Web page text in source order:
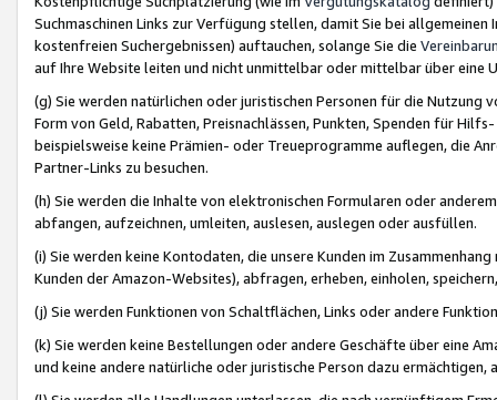
Suchmaschinen Links zur Verfügung stellen, damit Sie bei
kostenfreien Suchergebnissen) auftauchen, solange Sie die
auf Ihre Website leiten und nicht unmittelbar oder mittelbar über eine
(g) Sie werden natürlichen oder juristischen Personen für die Nutzung
Form von Geld, Rabatten, Preisnachlässen, Punkten, Spenden für
beispielsweise keine Prämien- oder Treueprogramme auflegen, die
Partner-Links zu besuchen.
(h) Sie werden die Inhalte von elektronischen Formularen oder
abfangen, aufzeichnen, umleiten, auslesen, auslegen oder ausfüllen.
(i) Sie werden keine Kontodaten, die unsere Kunden im
Kunden der Amazon-Websites), abfragen, erheben, einholen,
(j) Sie werden Funktionen von Schaltflächen, Links oder andere
(k) Sie werden keine Bestellungen oder andere Geschäfte über eine
und keine andere natürliche oder juristische Person dazu